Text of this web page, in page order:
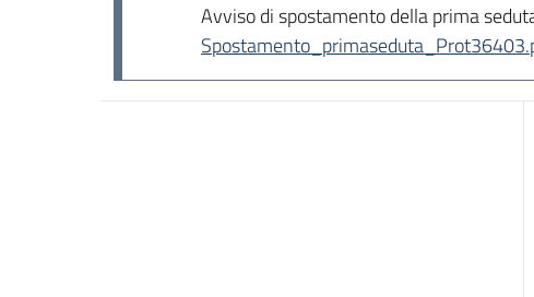
Avviso di spostamento della prima